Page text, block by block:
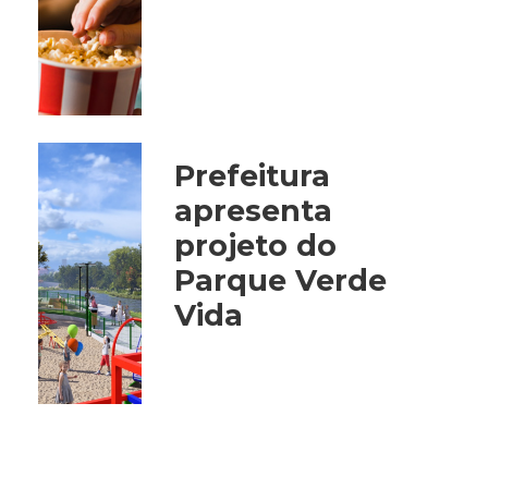
Prefeitura
apresenta
projeto do
Parque Verde
Vida